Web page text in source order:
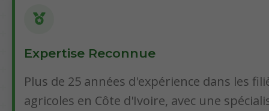
Expertise Reconnue
Plus de 25 années d'expérience dans les
agricoles en Côte d'Ivoire, avec une